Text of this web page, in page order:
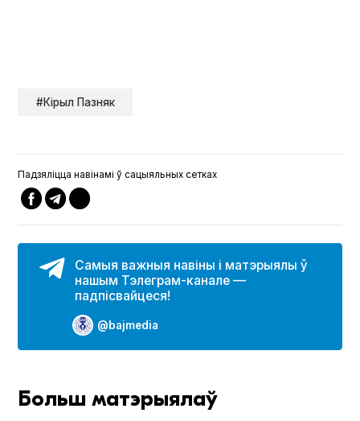
#Кірыл Пазняк
Падзяліцца навінамі ў сацыяльных сетках
Самыя важныя навіны і матэрыялы ў
нашым Тэлеграм-канале —
падпісвайцеся!
@bajmedia
Больш матэрыялаў